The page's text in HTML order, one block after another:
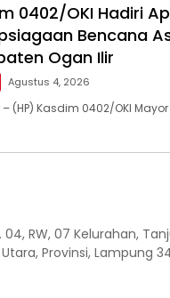
0402/OKI Hadiri
Bencana
Ogan Ilir
Agustus 4, 2026
(HP) Kasdim 0402/OKI Mayor
04, RW, 07 Kelurahan,
Provinsi, Lampung